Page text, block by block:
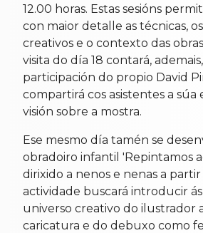
12.00 horas. Estas sesións
con maior detalle as técnicas,
creativos e o contexto das
visita do día 18 contará,
participación do propio David
compartirá cos asistentes a súa
visión sobre a mostra.
Ese mesmo día tamén se
obradoiro infantil 'Repintamos
dirixido a nenos e nenas a
actividade buscará introducir
universo creativo do ilustrador
caricatura e do debuxo como